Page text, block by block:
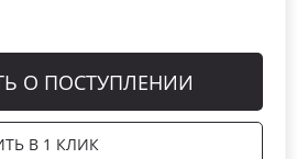
О ПОСТУПЛЕНИИ
В 1 КЛИК